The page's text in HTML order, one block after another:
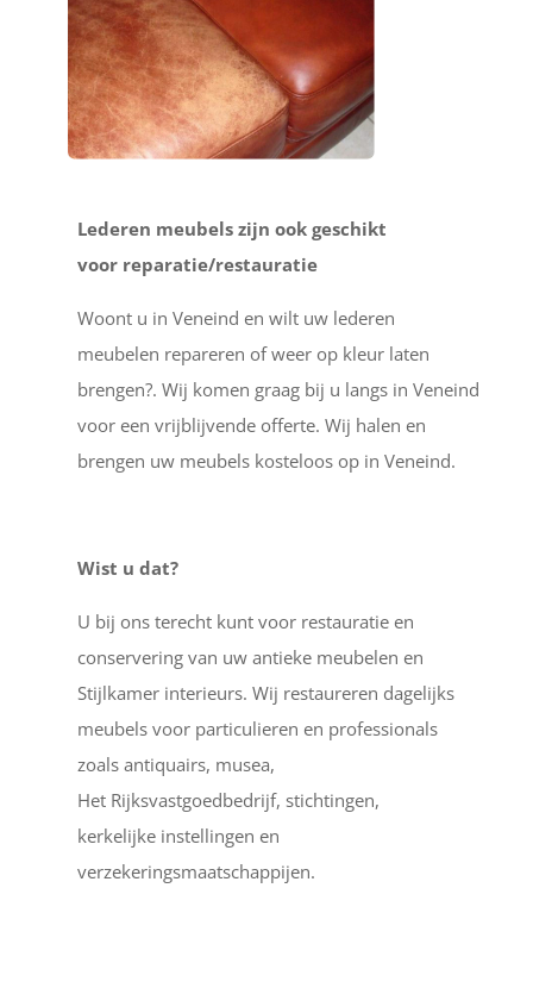
Lederen meubels zijn ook geschikt
voor reparatie/restauratie
Woont u in Veneind en wilt uw lederen
meubelen repareren of weer op kleur laten
brengen?. Wij komen graag bij u langs in Veneind
voor een vrijblijvende offerte. Wij halen en
brengen uw meubels kosteloos op in Veneind.
Wist u dat?
U bij ons terecht kunt voor restauratie en
conservering van uw antieke meubelen en
Stijlkamer interieurs. Wij restaureren dagelijks
meubels voor particulieren en professionals
zoals antiquairs, musea,
Het Rijksvastgoedbedrijf, stichtingen,
kerkelijke instellingen en
verzekeringsmaatschappijen.